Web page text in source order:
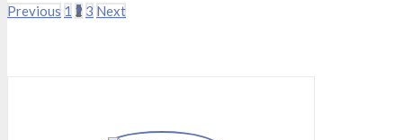
Previous 1 2 3 Next